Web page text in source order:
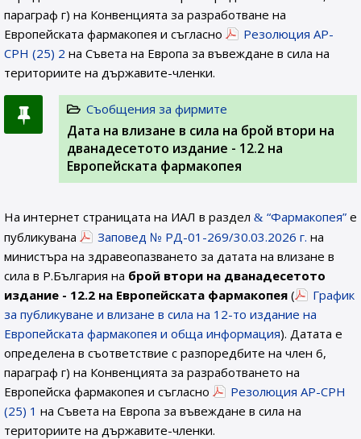
параграф г) на Конвенцията за разработване на
Европейската фармакопея и съгласно
Резолюция AP-
CPH (25) 2 на Съвета на Европа за въвеждане в сила на
териториите на държавите-членки.
Съобщения за фирмите
Дата на влизане в сила на брой втори на
дванадесетото издание - 12.2 на
Европейската фармакопея
На интернет страницата на ИАЛ в раздел “Фармакопея” е
публикувана
Заповед № РД-01-269/30.03.2026 г. на
министъра на здравеопазването за датата на влизане в
сила в Р.България на брой втори на дванадесетото
издание - 12.2 на Европейската фармакопея (
График
за публикуване и влизане в сила на 12-то издание на
Европейската фармакопея и обща информация). Датата е
определена в съответствие с разпоредбите на член 6,
параграф г) на Конвенцията за разработването на
Европейска фармакопея и съгласно
Резолюция AP-CPH
(25) 1 на Съвета на Европа за въвеждане в сила на
териториите на държавите-членки.